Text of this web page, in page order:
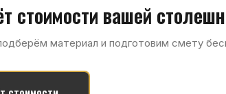
стоимости вашей
материал и подготовим смету